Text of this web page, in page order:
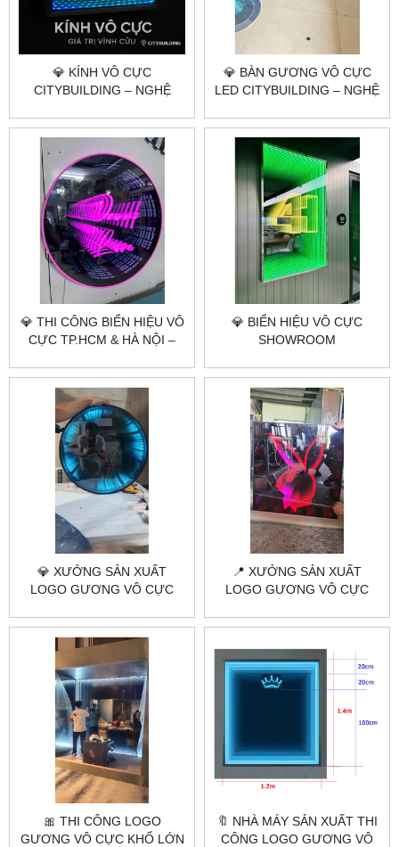
💎 KÍNH VÔ CỰC
CITYBUILDING – NGHỆ
GIỚI HẠN
💎 BÀN GƯƠNG VÔ CỰC
LED CITYBUILDING – NGHỆ
KHÔNG GIAN SỐNG HIỆN
💎 THI CÔNG BIỂN HIỆU VÔ
CỰC TP.HCM & HÀ NỘI –
THUẬT ÁNH SÁNG
THƯƠNG HIỆU
💎 BIỂN HIỆU VÔ CỰC
SHOWROOM
THƯƠNG HIỆU TỪ ÁNH
SÁNG
💎 XƯỞNG SẢN XUẤT
LOGO GƯƠNG VÔ CỰC
NỘI TPHCM |
CITYBUILDING 2025
📍 XƯỞNG SẢN XUẤT
LOGO GƯƠNG VÔ CỰC
TPHCM | CITYBUILDING
🎀 THI CÔNG LOGO
GƯƠNG VÔ CỰC KHỔ LỚN
🔖 NHÀ MÁY SẢN XUẤT THI
CÔNG LOGO GƯƠNG VÔ